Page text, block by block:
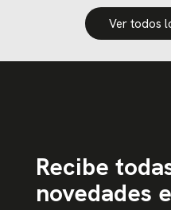
Ver todos
Recibe
novedades